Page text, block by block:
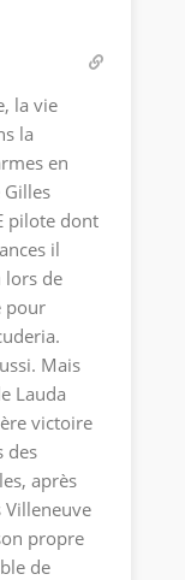
la vie
la
en
Gilles
pilote dont
il
lors de
pour
Mais
Lauda
victoire
des
après
Villeneuve
propre
de